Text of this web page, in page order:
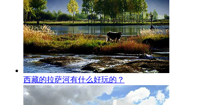
西藏的拉萨河有什么好玩的？